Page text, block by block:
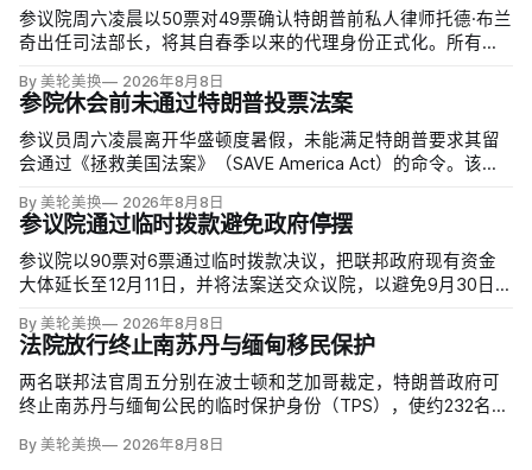
参议院周六凌晨以50票对49票确认特朗普前私人律师托德·布兰
奇出任司法部长，将其自春季以来的代理身份正式化。所有出
斯倒戈；长期因健康缺席的米奇·麦康奈尔未投票。比尔·卡西迪
最终支持，使提名得以过关。
By 美轮美换 2026年8月8日
参院休会前未通过特朗普投票法案
参议员周六凌晨离开华盛顿度暑假，未能满足特朗普要求其留
会通过《拯救美国法案》（SAVE America Act）的命令。该法
足够支持，更不可能达到参议院推进多数法案所需的60票。
By 美轮美换 2026年8月8日
参议院通过临时拨款避免政府停摆
参议院以90票对6票通过临时拨款决议，把联邦政府现有资金
大体延长至12月11日，并将法案送交众议院，以避免9月30日财
依靠共和党支持的版本多维持一周；参议院多数法案需60票推
进，共和党领导层因此与民主党拨款负责人谈判。
By 美轮美换 2026年8月8日
法院放行终止南苏丹与缅甸移民保护
两名联邦法官周五分别在波士顿和芝加哥裁定，特朗普政府可
终止南苏丹与缅甸公民的临时保护身份（TPS），使约232名南
障。两国分别因长期武装冲突及2021年军事政变后动荡而获指
By 美轮美换 2026年8月8日